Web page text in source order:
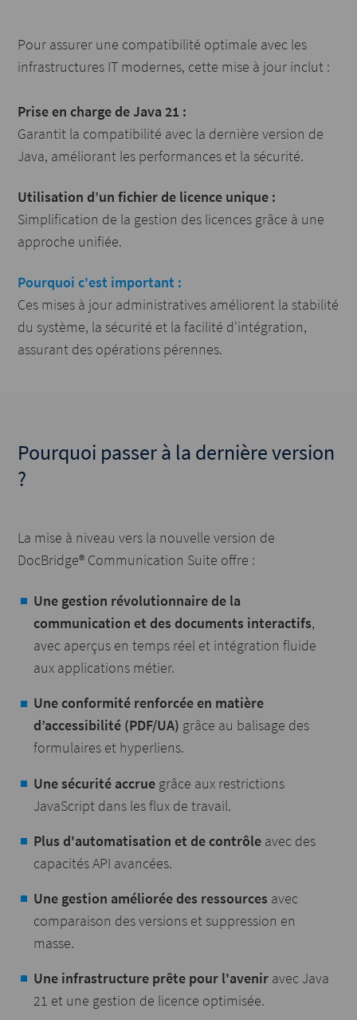
Pour assurer une compatibilité optimale avec les
infrastructures IT modernes, cette mise à jour inclut :
Prise en charge de Java 21 :
Garantit la compatibilité avec la dernière version de
Java, améliorant les performances et la sécurité.
Utilisation d’un fichier de licence unique :
Simplification de la gestion des licences grâce à une
approche unifiée.
Pourquoi c'est important :
Ces mises à jour administratives améliorent la stabilité
du système, la sécurité et la facilité d'intégration,
assurant des opérations pérennes.
Pourquoi passer à la dernière version
?
La mise à niveau vers la nouvelle version de
DocBridge® Communication Suite offre :
Une gestion révolutionnaire de la
communication et des documents interactifs,
avec aperçus en temps réel et intégration fluide
aux applications métier.
Une conformité renforcéeen matière
d’accessibilité (PDF/UA) grâce au balisage des
formulaires et hyperliens.
Une sécurité accrue grâce aux restrictions
JavaScript dans les flux de travail.
Plus d'automatisation et de contrôle avec des
capacités API avancées.
Une gestion améliorée des ressources avec
comparaison des versions et suppression en
masse.
Une infrastructure prête pour l'avenir avec Java
21 et une gestion de licence optimisée.